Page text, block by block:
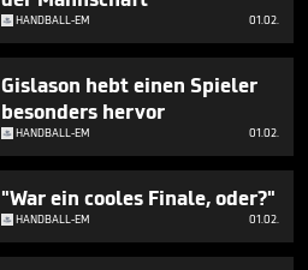
HANDBALL-EM 01.02.
Gislason hebt einen Spieler
besonders hervor
HANDBALL-EM 01.02.
"War ein cooles Finale, oder?"
HANDBALL-EM 01.02.